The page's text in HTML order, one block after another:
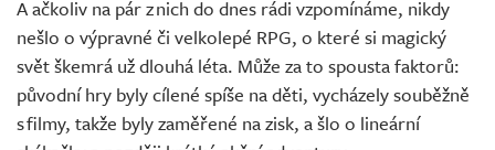
A ačkoliv na pár z nich do dnes rádi vzpomínáme, nikdy
nešlo o výpravné či velkolepé RPG, o které si magický
svět škemrá už dlouhá léta. Může za to spousta faktorů:
původní hry byly cílené spíše na děti, vycházely souběžně
s filmy, takže byly zaměřené na zisk, a šlo o lineární